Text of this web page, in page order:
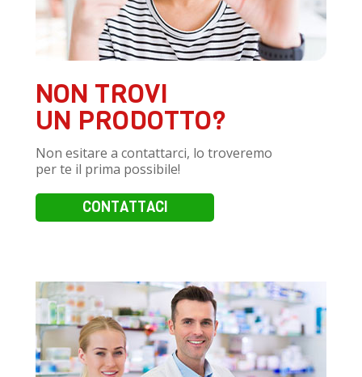
NON TROVI
UN PRODOTTO?
Non esitare a contattarci, lo troveremo
per te il prima possibile!
CONTATTACI